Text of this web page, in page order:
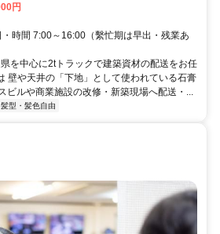
円
時間 7:00～16:00（繫忙期は早出・残業あ
を中心に2tトラックで建築資材の配送をお任
壁や天井の「下地」として使われている石膏
ビルや商業施設の改修・新築現場へ配送・...
髪型・髪色自由